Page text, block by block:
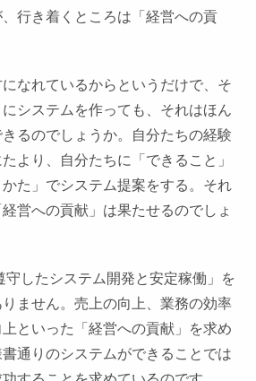
行き着くところは「経営への貢
なれているからというだけで、そ
システムを作っても、それはほん
るのでしょうか。自分たちの経験
より、自分たちに「できること」
た」でシステム提案をする。それ
営への貢献」は果たせるのでしょ
守したシステム開発と安定稼働」を
ません。売上の向上、業務の効率
といった「経営への貢献」を求め
通りのシステムができることでは